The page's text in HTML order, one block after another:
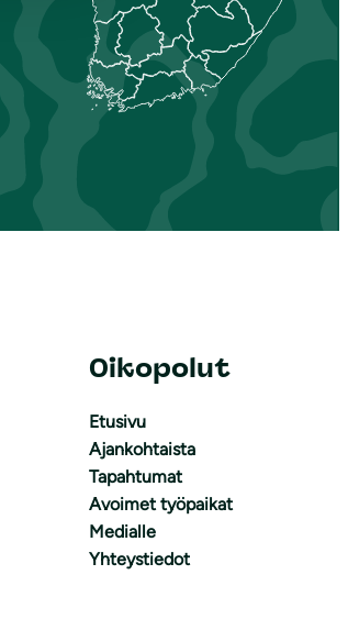
Oikopolut
Etusivu
Ajankohtaista
Tapahtumat
Avoimet työpaikat
Medialle
Yhteystiedot